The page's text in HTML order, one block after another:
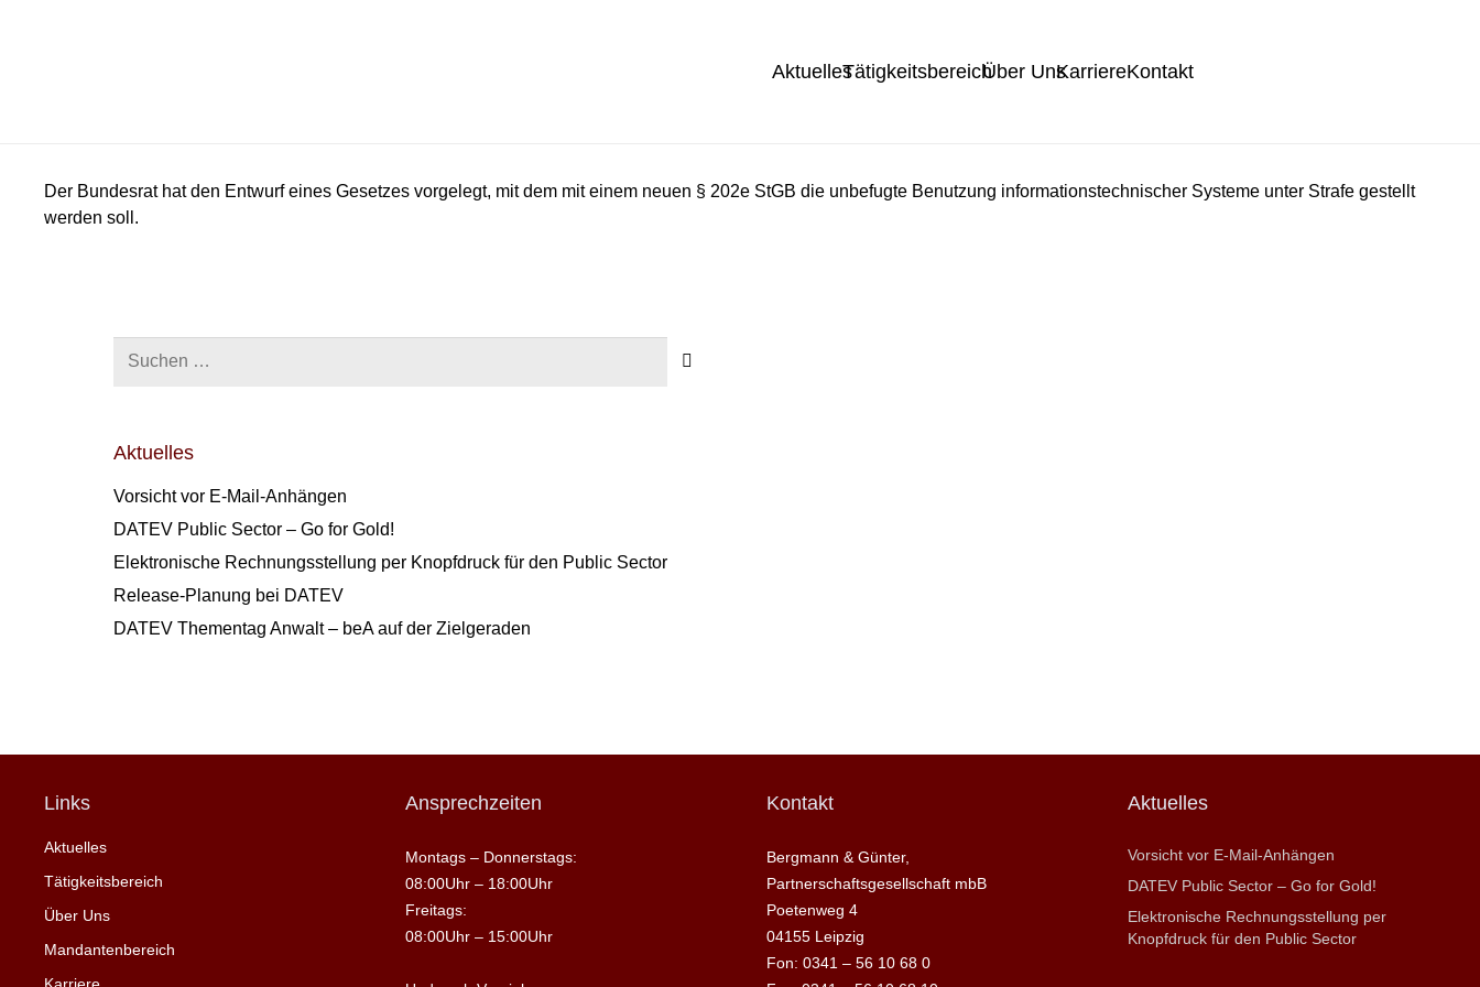
AktuellesTätigkeitsbereichÜber UnsKarriereKontakt
Der Bundesrat hat den Entwurf eines Gesetzes vorgelegt, mit dem mit einem neuen § 202e StGB die unbefugte Benutzung informationstechnischer Systeme unter Strafe gestellt
werden soll.
Aktuelles
Vorsicht vor E-Mail-Anhängen
DATEV Public Sector – Go for Gold!
Elektronische Rechnungsstellung per Knopfdruck für den Public Sector
Release-Planung bei DATEV
DATEV Thementag Anwalt – beA auf der Zielgeraden
Links
Aktuelles
Tätigkeitsbereich
Über Uns
Mandantenbereich
Ansprechzeiten
Montags – Donnerstags:
08:00Uhr – 18:00Uhr
Freitags:
08:00Uhr – 15:00Uhr
Kontakt
Bergmann & Günter,
Partnerschaftsgesellschaft mbB
Poetenweg 4
04155 Leipzig
Fon: 0341 – 56 10 68 0
Aktuelles
Vorsicht vor E-Mail-Anhängen
DATEV Public Sector – Go for Gold!
Elektronische Rechnungsstellung per
Knopfdruck für den Public Sector